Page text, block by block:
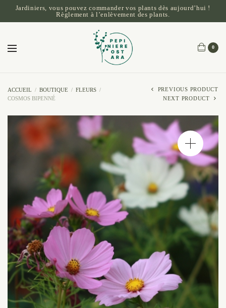
Jardiniers, vous pouvez commander vos plants dès aujourd’hui !
Règlement à l’enlèvement des plants.
0
ACCUEIL / BOUTIQUE / FLEURS /
COSMOS BIPENNÉ
PREVIOUS PRODUCT
NEXT PRODUCT